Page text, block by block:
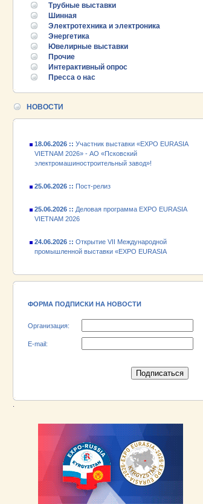
Трубные выставки
Шинная
Электротехника и электроника
Энергетика
Ювелирные выставки
Прочие
Интерактивный опрос
Пресса о нас
НОВОСТИ
25.06.2026 ::Пост-релиз
25.06.2026 ::Деловая программа EXPO EURASIA
VIETNAM 2026
VIETNAM 2026»
VIETNAM 2026» - АО «Псковский
электромашиностроительный завод»!
VIETNAM 2026
промышленной выставки «EXPO EURASIA
VIETNAM 2026»
VIETNAM 2026» - АО «Псковский
ФОРМА ПОДПИСКИ НА НОВОСТИ
Организация:
E-mail: